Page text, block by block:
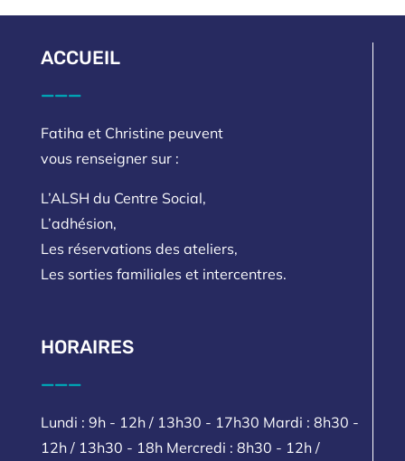
ACCUEIL
___
Fatiha et Christine peuvent
vous renseigner sur :
L’ALSH du Centre Social,
L’adhésion,
Les réservations des ateliers,
Les sorties familiales et intercentres.
HORAIRES
___
Lundi : 9h - 12h / 13h30 - 17h30 Mardi : 8h30 -
12h / 13h30 - 18h Mercredi : 8h30 - 12h /